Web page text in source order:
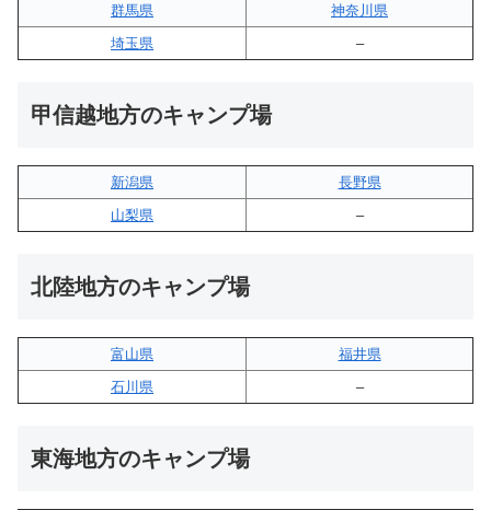
群馬県
神奈川県
埼玉県
–
甲信越地方のキャンプ場
新潟県
長野県
山梨県
–
北陸地方のキャンプ場
富山県
福井県
石川県
–
東海地方のキャンプ場